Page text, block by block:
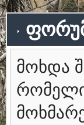
მოხდა